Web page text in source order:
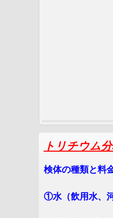
トリチウム
検体の種類と料
①水（飲用水
→分析料